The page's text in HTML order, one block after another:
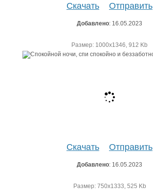
Скачать Отправить
Добавлено: 16.05.2023
Размер: 1000х1346, 912 Kb
Скачать Отправить
Добавлено: 16.05.2023
Размер: 750х1333, 525 Kb